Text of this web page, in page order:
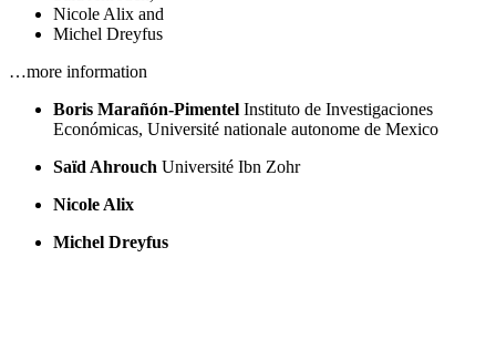
Nicole Alix and
Michel Dreyfus
…more information
Boris Marañón-Pimentel Instituto de Investigaciones
Económicas, Université nationale autonome de Mexico
Saïd Ahrouch Université Ibn Zohr
Nicole Alix
Michel Dreyfus